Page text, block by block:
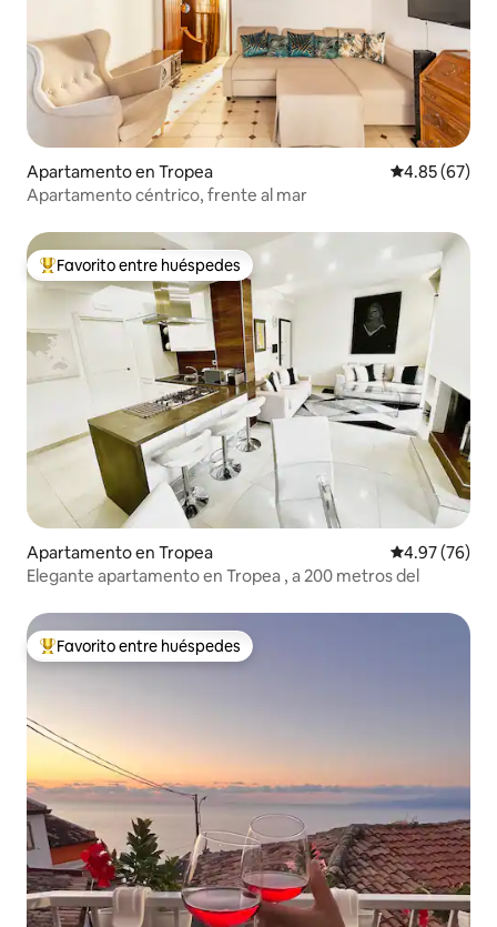
Apartamento en Tropea Calificación
4.85 (67)
Apartamento céntrico, frente al mar
Favorito entre huéspedes preferido
Favorito entre huéspedes
Apartamento en Tropea Calificación
4.97 (76)
Elegante apartamento en Tropea , a 200 metros del
Favorito entre huéspedes preferido
Favorito entre huéspedes